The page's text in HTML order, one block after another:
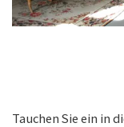
Tauchen Sie ein in